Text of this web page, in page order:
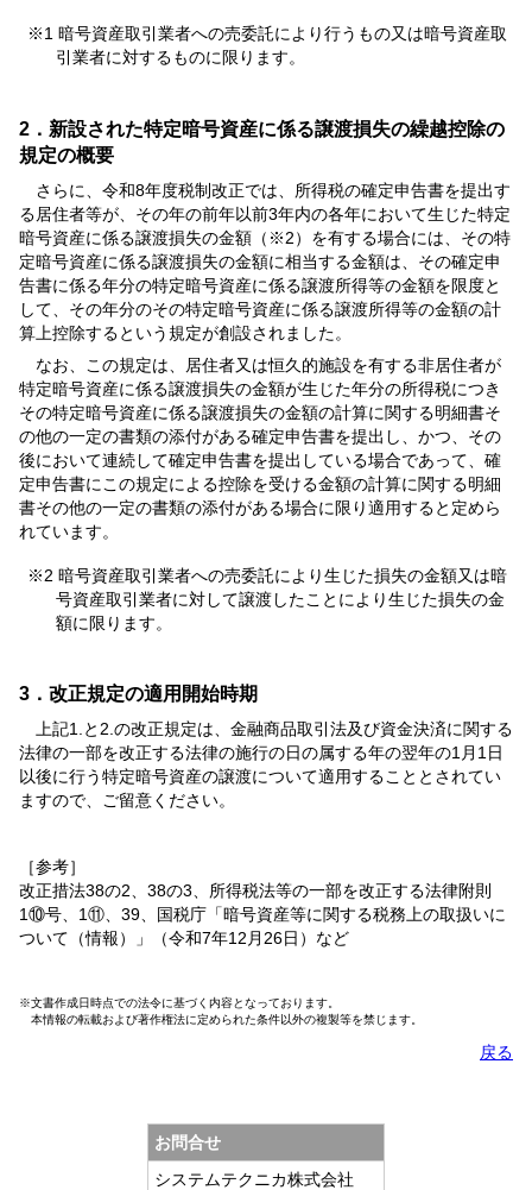
※1 暗号資産取引業者への売委託により行うもの又は暗号資産取
引業者に対するものに限ります。
2．新設された特定暗号資産に係る譲渡損失の繰越控除の
規定の概要
さらに、令和8年度税制改正では、所得税の確定申告書を提出す
る居住者等が、その年の前年以前3年内の各年において生じた特定
暗号資産に係る譲渡損失の金額（※2）を有する場合には、その特
定暗号資産に係る譲渡損失の金額に相当する金額は、その確定申
告書に係る年分の特定暗号資産に係る譲渡所得等の金額を限度と
して、その年分のその特定暗号資産に係る譲渡所得等の金額の計
算上控除するという規定が創設されました。
なお、この規定は、居住者又は恒久的施設を有する非居住者が
特定暗号資産に係る譲渡損失の金額が生じた年分の所得税につき
その特定暗号資産に係る譲渡損失の金額の計算に関する明細書そ
の他の一定の書類の添付がある確定申告書を提出し、かつ、その
後において連続して確定申告書を提出している場合であって、確
定申告書にこの規定による控除を受ける金額の計算に関する明細
書その他の一定の書類の添付がある場合に限り適用すると定めら
れています。
※2 暗号資産取引業者への売委託により生じた損失の金額又は暗
号資産取引業者に対して譲渡したことにより生じた損失の金
額に限ります。
3．改正規定の適用開始時期
上記1.と2.の改正規定は、金融商品取引法及び資金決済に関する
法律の一部を改正する法律の施行の日の属する年の翌年の1月1日
以後に行う特定暗号資産の譲渡について適用することとされてい
ますので、ご留意ください。
［参考］
改正措法38の2、38の3、所得税法等の一部を改正する法律附則
1⑩号、1⑪、39、国税庁「暗号資産等に関する税務上の取扱いに
ついて（情報）」（令和7年12月26日）など
※文書作成日時点での法令に基づく内容となっております。
本情報の転載および著作権法に定められた条件以外の複製等を禁じます。
戻る
お問合せ
システムテクニカ株式会社